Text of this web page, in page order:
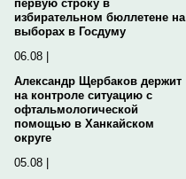
первую строку в
избирательном бюллетене на
выборах в Госдуму
06.08 |
Александр Щербаков держит
на контроле ситуацию с
офтальмологической
помощью в Ханкайском
округе
05.08 |